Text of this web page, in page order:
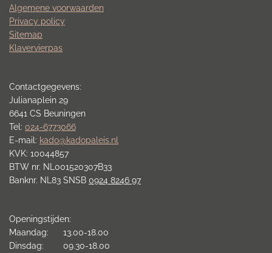
Algemene voorwaarden
Privacy policy
Sitemap
Klavervierpas
Contactgegevens:
Julianaplein 29
6641 CS Beuningen
Tel: 024-6773066
E-mail: kado@kadopaleis.nl
KVK: 10044857
BTW nr. NL001520307B33
Banknr. NL83 SNSB 0924 8246 97
Openingstijden:
Maandag: 13.00-18.00
Dinsdag: 09.30-18.00